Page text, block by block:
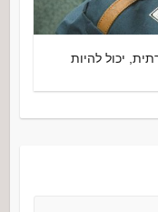
יכול להיות